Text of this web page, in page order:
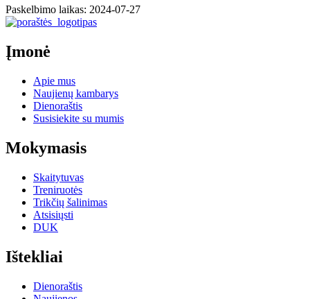
Paskelbimo laikas: 2024-07-27
Įmonė
Apie mus
Naujienų kambarys
Dienoraštis
Susisiekite su mumis
Mokymasis
Skaitytuvas
Treniruotės
Trikčių šalinimas
Atsisiųsti
DUK
Ištekliai
Dienoraštis